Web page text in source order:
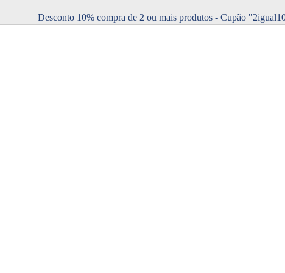
Desconto 10% compra de 2 ou mais produtos - Cupão